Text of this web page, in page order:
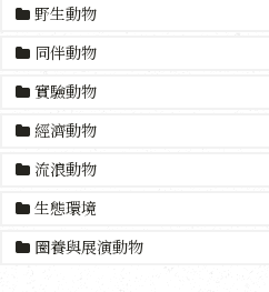
野生動物
同伴動物
實驗動物
經濟動物
流浪動物
生態環境
圈養與展演動物